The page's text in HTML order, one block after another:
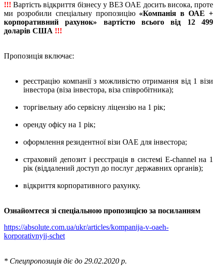
!!! Вартість відкриття бізнесу у ВЕЗ ОАЕ досить висока, проте
ми розробили спеціальну пропозицію «Компанія в ОАЕ +
корпоративний рахунок» вартістю всього від 12 499
доларів США !!!
Пропозиція включає:
реєстрацію компанії з можливістю отримання від 1 візи
інвестора (віза інвестора, віза співробітника);
торгівельну або сервісну ліцензію на 1 рік;
оренду офісу на 1 рік;
оформлення резидентної візи ОАЕ для інвестора;
страховий депозит і реєстрація в системі E-channel на 1
рік (віддалений доступ до послуг державних органів);
відкриття корпоративного рахунку.
Ознайомтеся зі спеціальною пропозицією за посиланням
https://absolute.com.ua/ukr/articles/kompanija-v-oaeh-
korporativnyjj-schet
* Спецпропозиція діє до 29.02.2020 р.